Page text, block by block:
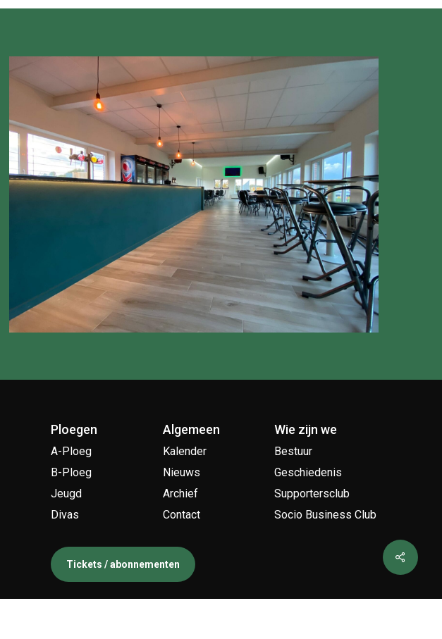
Ploegen
A-Ploeg
B-Ploeg
Jeugd
Divas
Algemeen
Kalender
Nieuws
Archief
Contact
Wie zijn we
Bestuur
Geschiedenis
Supportersclub
Socio Business Club
Tickets / abonnementen